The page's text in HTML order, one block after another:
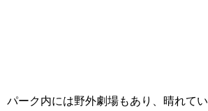
パーク内には野外劇場もあり、晴れて